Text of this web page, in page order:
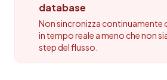
database
Non sincronizza continuamente
in tempo reale a meno che non
step del flusso.